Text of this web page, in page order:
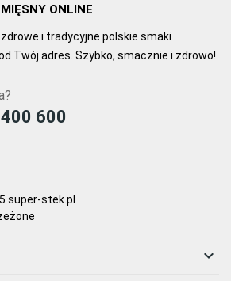
ONLINE
i tradycyjne polskie smaki
Twój adres. Szybko, smacznie i zdrowo!
600
super-stek.pl
